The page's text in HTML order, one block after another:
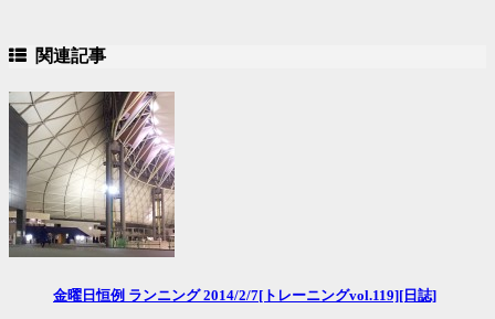
関連記事
金曜日恒例 ランニング 2014/2/7[トレーニングvol.119][日誌]